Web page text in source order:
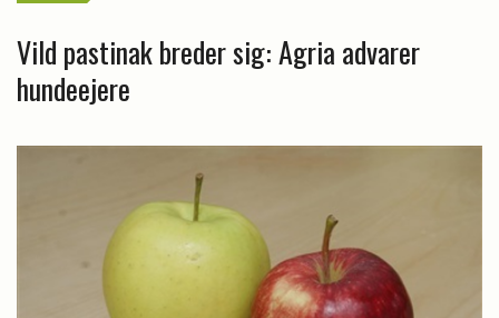
Vild pastinak breder sig: Agria advarer
hundeejere